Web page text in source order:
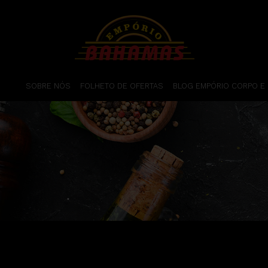
SOBRE NÓS FOLHETO DE OFERTAS BLOG EMPÓRIO CORPO E